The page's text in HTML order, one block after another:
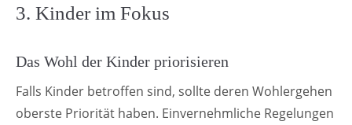
3. Kinder im Fokus
Das Wohl der Kinder priorisieren
Falls Kinder betroffen sind, sollte deren Wohlergehen
oberste Priorität haben. Einvernehmliche Regelungen